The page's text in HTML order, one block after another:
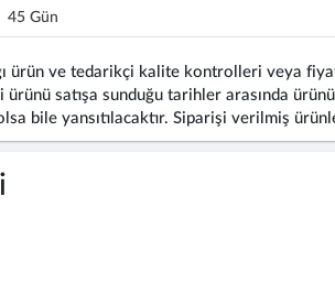
45 Gün
ürün ve tedarikçi kalite kontrolleri veya
satışa sunduğu tarihler arasında
bile yansıtılacaktır. Siparişi verilmiş